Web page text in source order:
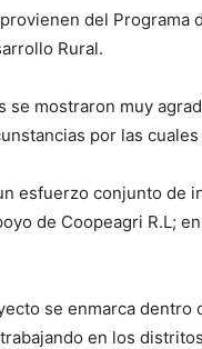
del Programa
Rural.
se mostraron muy
por las
esfuerzo conjunto de
de Coopeagri R.L;
se enmarca dentro
en los